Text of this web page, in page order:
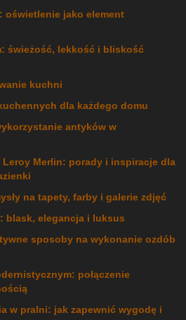
oświetlenie jako element
świeżość, lekkość i bliskość
kuchni
dla każdego domu
antyków w
Leroy Merlin: porady i inspiracje dla
na tapety, farby i galerie zdjęć
blask, elegancja i luksus
sposoby na wykonanie ozdób
połączenie
w pralni: jak zapewnić wygodę i